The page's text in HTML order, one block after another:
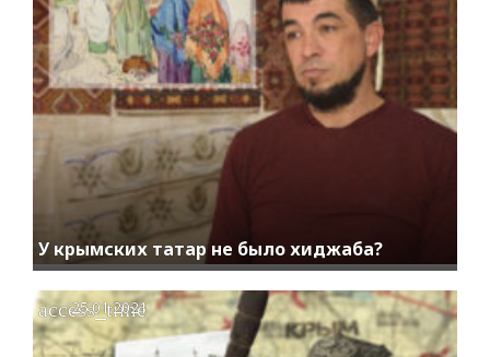
У крымских татар не было хиджаба?
access_time
25.01.2021